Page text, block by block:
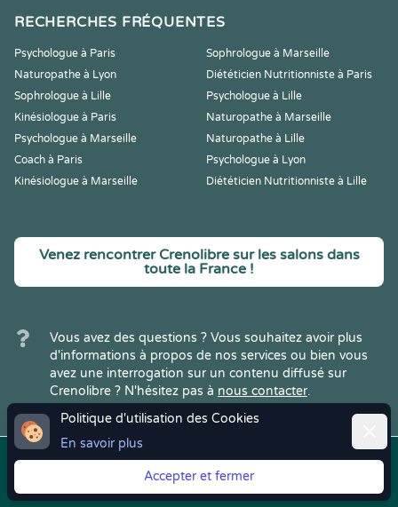
Politique d'utilisation des Cookies
En savoir plus
Accepter et fermer
RECHERCHES FRÉQUENTES
Psychologue à Paris
Sophrologue à Marseille
Naturopathe à Lyon
Diététicien Nutritionniste à Paris
Sophrologue à Lille
Psychologue à Lille
Kinésiologue à Paris
Naturopathe à Marseille
Psychologue à Marseille
Naturopathe à Lille
Coach à Paris
Psychologue à Lyon
Kinésiologue à Marseille
Diététicien Nutritionniste à Lille
Venez rencontrer Crenolibre sur les salons dans
toute la France !
Vous avez des questions ? Vous souhaitez avoir plus
d'informations à propos de nos services ou bien vous
avez une interrogation sur un contenu diffusé sur
Crenolibre ? N'hésitez pas à nous contacter.
Copyright © 2022Crenolibre, tous
Mentions
Légales
| CGV | RGPD